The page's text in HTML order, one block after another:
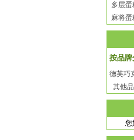
多层蛋
麻将蛋
按品牌
德芙巧
其他
您